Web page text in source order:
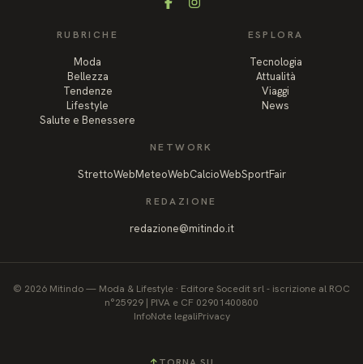
FacebookInstagram
RUBRICHE
Moda
Bellezza
Tendenze
Lifestyle
Salute e Benessere
ESPLORA
Tecnologia
Attualità
Viaggi
News
NETWORK
StrettoWebMeteoWebCalcioWebSportFair
REDAZIONE
redazione@mitindo.it
© 2026 Mitindo— Moda & Lifestyle · Editore Socedit srl - iscrizione al ROC
n°25929 | PIVA e CF 02901400800
InfoNote legaliPrivacy